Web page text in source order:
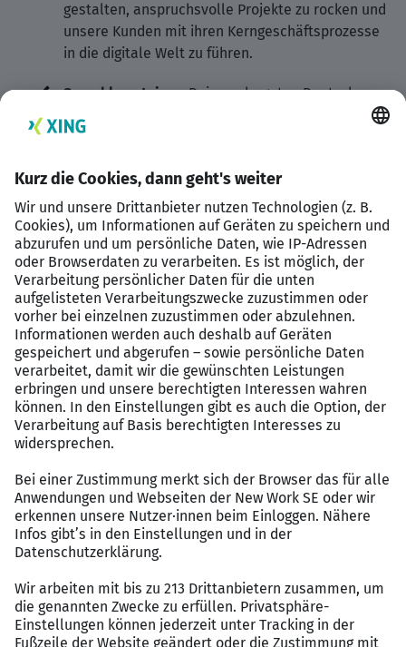
gestalten, anspruchsvolle Projekte zu rocken und
unsere Kunden mit ihren Kerngeschäftsprozesse
in die digitale Welt zu führen.
Sprachkenntnisse: Deine sehr guten Deutsch-
und guten Englischkenntnisse ermöglichen dir
eine sichere Kommunikation.
DEINE BENEFITS
Bleib gesund und fit:Wir fördern die Gesundheit
unserer adessi mit sportlichen Zuschüssen wie
vergünstigten Fitnessmitgliedschaften,
Übernahme Platzmiete für bspw. Badminton,
Padel Tennis oder Fußball und regelmäßigen
Vorsorgeuntersuchungen.
Finde deine Work-Life-Balance: Unser
Auszeitprogramm und flexible Arbeitsmodelle
helfen dir dabei, Beruf und Privatleben optimal in
Einklang zu bringen.
Zeit für die Familie:Unser Ziel ist es, die beiden
Welten – Familien- und Arbeitsleben –
miteinander zu vereinen. Hierfür unterstützen wir
unsere adessi bestmöglich mit zahlreichen
Angeboten, wie z. B. Kinderferienbetreuung, Kita-
Kooperationen, Eltern-Kind-Büros oder Events,
bei denen die ganze Familie willkommen ist.